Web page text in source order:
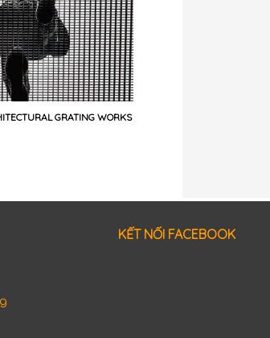
GRATING WORKS
KẾT NỐI FACEBOOK